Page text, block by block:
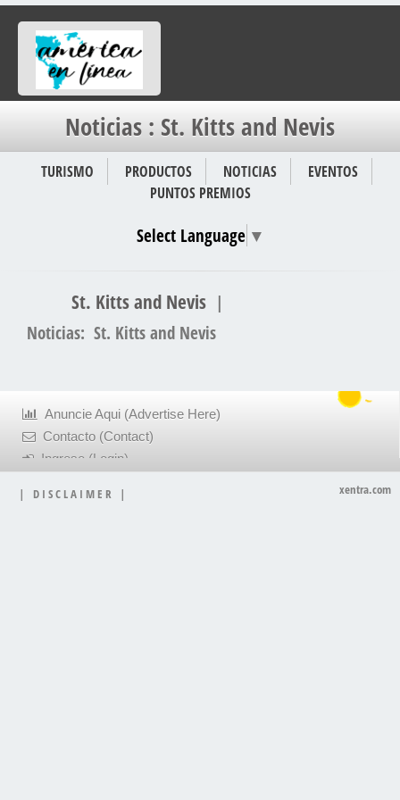
Noticias : St. Kitts and Nevis
TURISMO PRODUCTOS NOTICIAS
EVENTOS
PUNTOS PREMIOS
Select Language ▼
St. Kitts and Nevis |
Noticias: St. Kitts and Nevis
Anuncie Aqui (Advertise Here)
Contacto (Contact)
Ingrese (Login)
| D I S C L A I M E R | xentra.com